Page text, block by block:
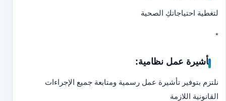
لتغطية احتياجاتكِ الصحية
*
تأشيرة عمل نظامية:
نلتزم بتوفير تأشيرة عمل رسمية ومتابعة جميع الإجراءات
القانونية اللازمة